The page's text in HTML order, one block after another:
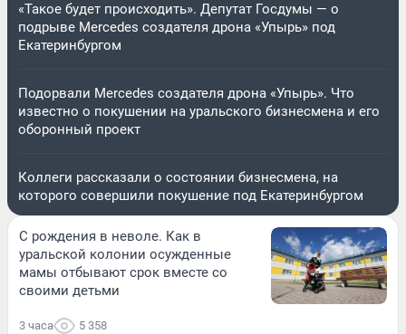
«Такое будет происходить». Депутат Госдумы — о
подрыве Mercedes создателя дрона «Упырь» под
Екатеринбургом
Подорвали Mercedes создателя дрона «Упырь». Что
известно о покушении на уральского бизнесмена и его
оборонный проект
Коллеги рассказали о состоянии бизнесмена, на
которого совершили покушение под Екатеринбургом
С рождения в неволе. Как в
уральской колонии осужденные
мамы отбывают срок вместе со
своими детьми
3 часа 5 358